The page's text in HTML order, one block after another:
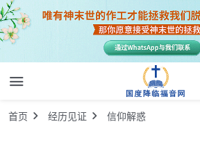
首页 经历见证 信仰解惑